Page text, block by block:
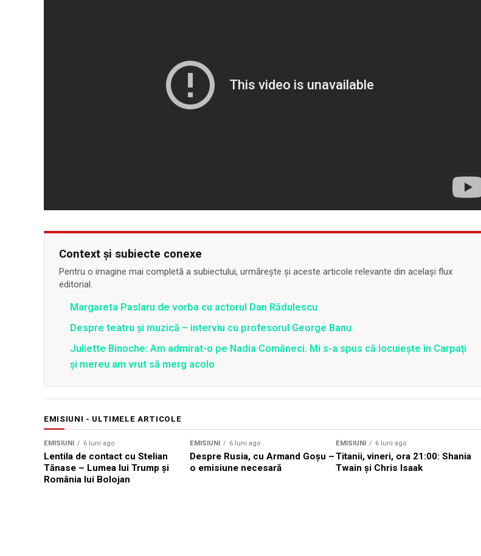
Context și subiecte conexe
Pentru o imagine mai completă a subiectului, urmărește și aceste articole relevante din același flux
editorial.
Margareta Paslaru de vorba cu actorul Dan Rădulescu
Despre teatru și muzică – interviu cu profesorul George Banu
Juliette Binoche: Am admirat-o pe Nadia Comăneci. Mi s-a spus că locuiește în Carpați
și mereu am vrut să merg acolo
EMISIUNI - ULTIMELE ARTICOLE
EMISIUNI 6 luni ago
Lentila de contact cu Stelian
Tănase – Lumea lui Trump și
România lui Bolojan
EMISIUNI 6 luni ago
Despre Rusia, cu Armand Goșu –
o emisiune necesară
EMISIUNI 6 luni ago
Titanii, vineri, ora 21:00: Shania
Twain și Chris Isaak